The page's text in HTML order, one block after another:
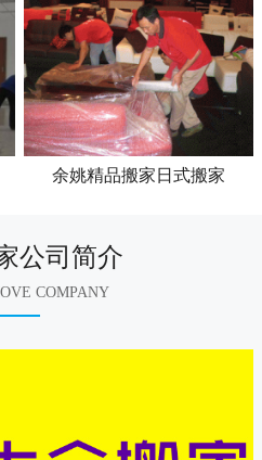
余姚精品搬家日式搬家
公司简介
COMPANY